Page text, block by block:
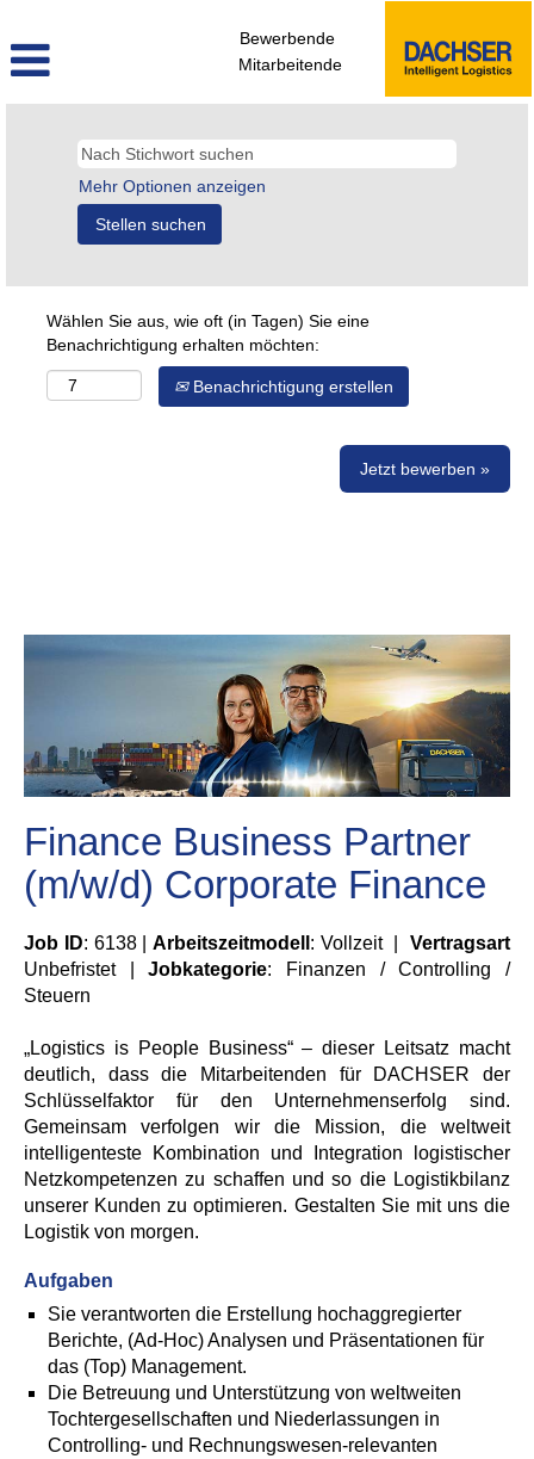
Bewerbende
Mitarbeitende
Mehr Optionen anzeigen
Wählen Sie aus, wie oft (in Tagen) Sie eine
Benachrichtigung erhalten möchten:
Benachrichtigung erstellen
Jetzt bewerben »
Finance Business Partner
(m/w/d) Corporate Finance
Job ID: 6138 |Arbeitszeitmodell : Vollzeit |Vertragsart
Unbefristet |Jobkategorie: Finanzen / Controlling /
Steuern
„Logistics is People Business“ – dieser Leitsatz macht
deutlich, dass die Mitarbeitenden für DACHSER der
Schlüsselfaktor für den Unternehmenserfolg sind.
Gemeinsam verfolgen wir die Mission, die weltweit
intelligenteste Kombination und Integration logistischer
Netzkompetenzen zu schaffen und so die Logistikbilanz
unserer Kunden zu optimieren. Gestalten Sie mit uns die
Logistik von morgen.
Aufgaben
Sie verantworten die Erstellung hochaggregierter
Berichte, (Ad-Hoc) Analysen und Präsentationen für
das (Top) Management.
Die Betreuung und Unterstützung von weltweiten
Tochtergesellschaften und Niederlassungen in
Controlling- und Rechnungswesen-relevanten